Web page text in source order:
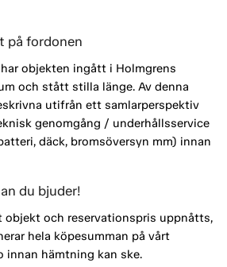
på fordonen
objekten ingått i Holmgrens
och stått stilla länge. Av denna
utifrån ett samlarperspektiv
genomgång / underhållsservice
däck, bromsöversyn mm) innan
du bjuder!
objekt och reservationspris uppnåtts,
hela köpesumman på vårt
innan hämtning kan ske.